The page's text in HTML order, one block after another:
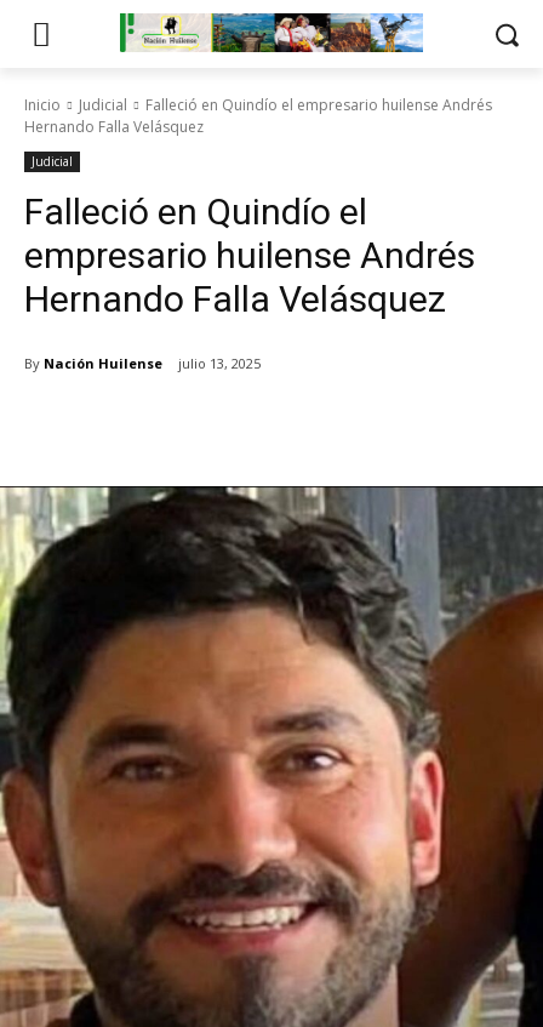
Inicio Judicial
Falleció en Quindío el empresario huilense Andrés
Hernando Falla Velásquez
Judicial
Falleció en Quindío el
empresario huilense Andrés
Hernando Falla Velásquez
By Nación Huilense julio 13, 2025